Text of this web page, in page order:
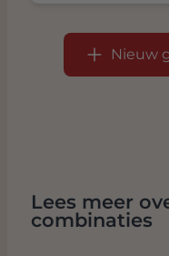
Nieuw
Lees meer
combinaties